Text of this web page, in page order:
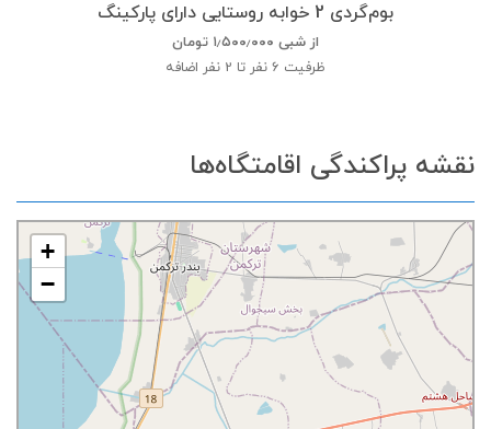
بوم‌گردی 2 خوابه روستایی دارای پارکینگ
از شبی ۱٫۵۰۰٫۰۰۰ تومان
ظرفیت 6 نفر تا 2 نفر اضافه
نقشه پراکندگی اقامتگاه‌ها
+
−